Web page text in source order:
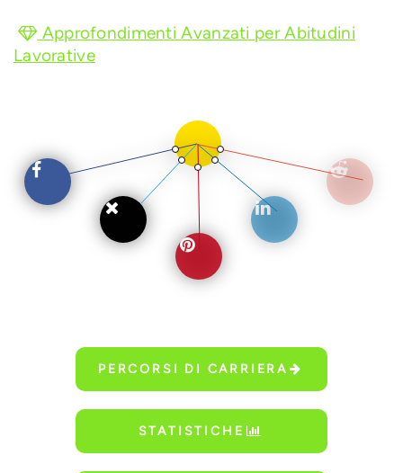
Approfondimenti Avanzati per Abitudini
Lavorative
PERCORSI DI CARRIERA
STATISTICHE